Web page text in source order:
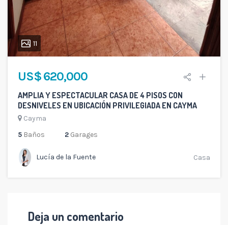
11
US$ 620,000
AMPLIA Y ESPECTACULAR CASA DE 4 PISOS CON
DESNIVELES EN UBICACIÓN PRIVILEGIADA EN CAYMA
Cayma
5 Baños 2 Garages
Lucía de la Fuente Casa
Deja un comentario